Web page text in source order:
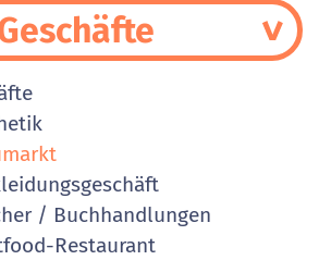
/ Buchhandlungen
Restaurant